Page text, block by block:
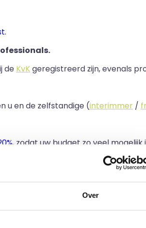
Over
de KvKgeregistreerd zijn, evenals
u en de zelfstandige (interimmer /
, zodat uw budget zo veel mogelijk